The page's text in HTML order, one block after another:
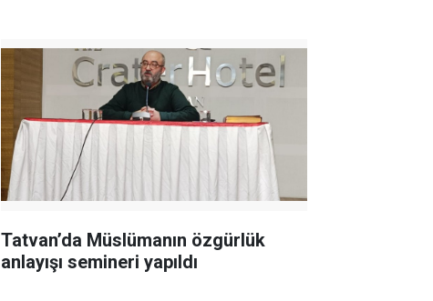
Tatvan’da Müslümanın özgürlük
anlayışı semineri yapıldı